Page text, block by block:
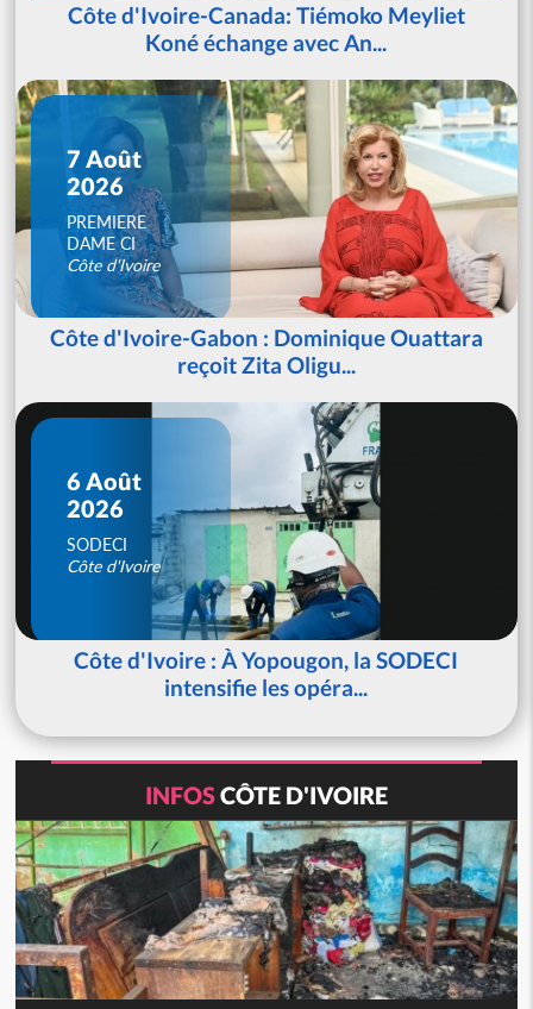
Côte d'Ivoire-Canada: Tiémoko Meyliet
Koné échange avec An...
7 Août
2026
PREMIERE
DAME CI
Côte d'Ivoire
Côte d'Ivoire-Gabon : Dominique Ouattara
reçoit Zita Oligu...
6 Août
2026
SODECI
Côte d'Ivoire
Côte d'Ivoire : À Yopougon, la SODECI
intensifie les opéra...
INFOSCÔTE D'IVOIRE